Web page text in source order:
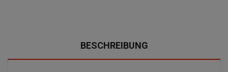
BESCHREIBUNG